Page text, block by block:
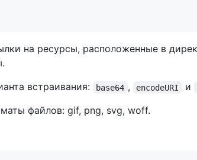
на ресурсы, расположенные в
встраивания:
base64 , encodeURI и
файлов: gif, png, svg, woff.